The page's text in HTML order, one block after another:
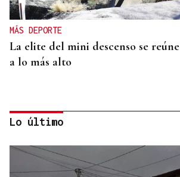
MÁS DEPORTE
La elite del mini descenso se
a lo más alto
Lo último